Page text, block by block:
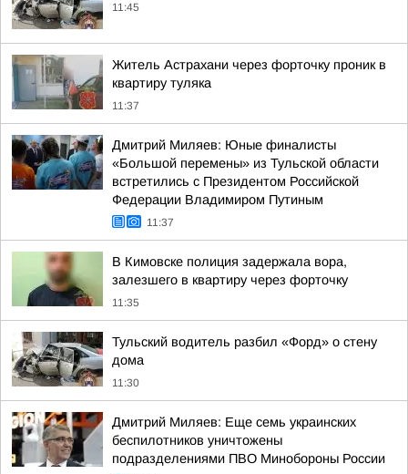
11:45
Житель Астрахани через форточку проник в
квартиру туляка
11:37
Дмитрий Миляев: Юные финалисты
«Большой перемены» из Тульской области
встретились с Президентом Российской
Федерации Владимиром Путиным
11:37
В Кимовске полиция задержала вора,
залезшего в квартиру через форточку
11:35
Тульский водитель разбил «Форд» о стену
дома
11:30
Дмитрий Миляев: Еще семь украинских
беспилотников уничтожены
подразделениями ПВО Минобороны России